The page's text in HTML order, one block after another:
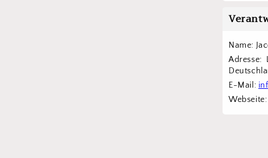
Name:
Adresse:
E-Mail:
Webseite: